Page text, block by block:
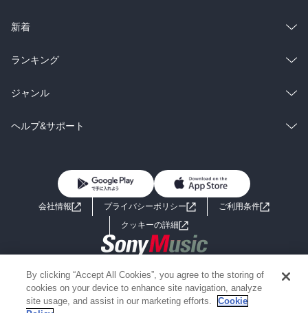
ラノベ
雑誌・グラビア
BL・TL
総合
ラノベ
雑誌・グラビア
BL・TL
新着
総合
ラノベ
雑誌・グラビア
ランキング
総合
ラノベ
ジャンル
コミック
ライトノベル 男子向けラノベ
小説
海外小説
ミステリー SF
ヘルプ&サポート
よくあるご質問 お問い合わせ
会社情報 プライバシーポリシー
ご利用条件
クッキーの詳細
Copyright 2017 - 2026 Sony Music Entertainment(Japan) Inc.
Information on the site is for the Japan domestic market only
powered by
By clicking “Accept All Cookies”, you agree to the storing of
cookies on your device to enhance site navigation, analyze
site usage, and assist in our marketing efforts.
Cookie